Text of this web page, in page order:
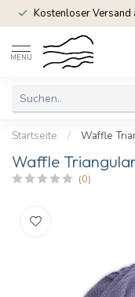
Kostenloser
MENU
Startseite / Waffle
Waffle
(0)